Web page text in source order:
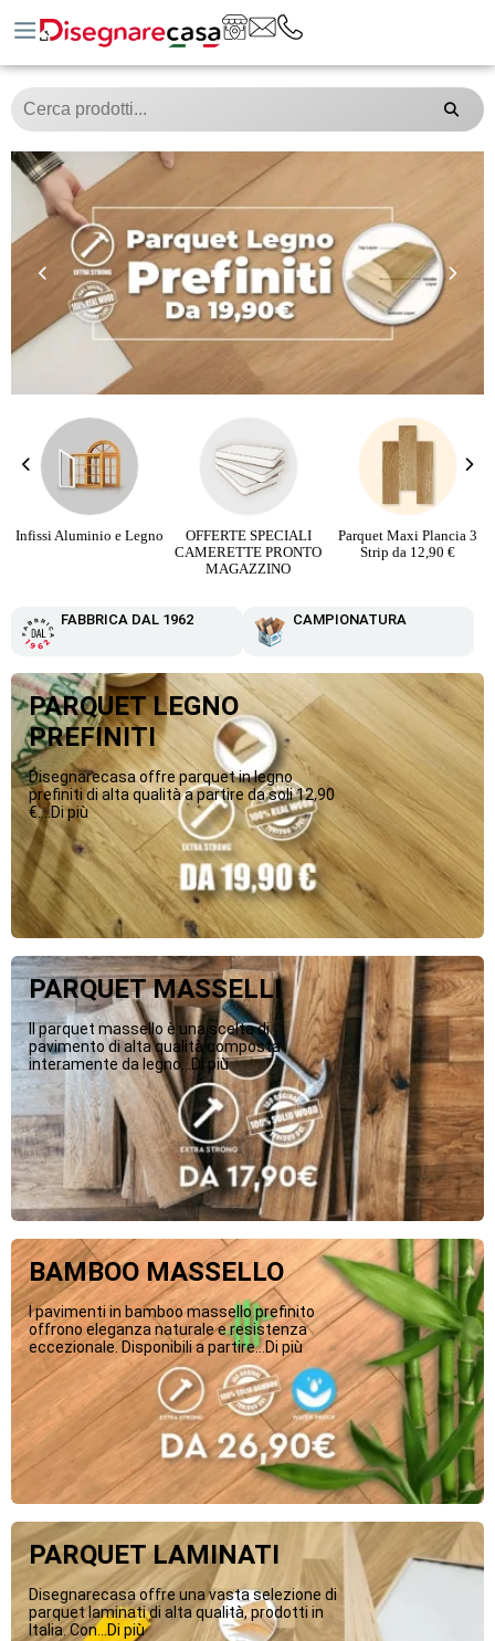
Aluminio e Legno
OFFERTE SPECIALI
CAMERETTE PRONTO
MAGAZZINO
Parquet Maxi Plancia 3
Strip da 12,90 €
FABBRICA DAL 1962 CAMPIONATURA
PARQUET LEGNO
PREFINITI
Disegnarecasa offre parquet in legno
prefiniti di alta qualità a partire da soli 12,90
€....Di più
PARQUET MASSELLI
Il parquet massello è una scelta di
pavimento di alta qualità composta
interamente da legno...Di più
BAMBOO MASSELLO
I pavimenti in bamboo massello prefinito
offrono eleganza naturale e resistenza
eccezionale. Disponibili a partire...Di più
PARQUET LAMINATI
Disegnarecasa offre una vasta selezione di
parquet laminati di alta qualità, prodotti in
Italia. Con...Di più